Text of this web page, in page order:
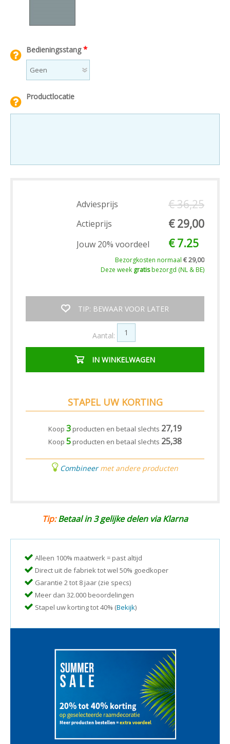
Bedieningsstang*
Productlocatie
Adviesprijs € 36,25
Actieprijs € 29,00
Jouw 20% voordeel € 7.25
Bezorgkosten normaal € 29,00
Deze week gratisbezorgd (NL & BE)
TIP: BEWAAR VOOR LATER
Aantal:
IN WINKELWAGEN
STAPEL UW KORTING
Koop 3 producten en betaal slechts 27,19
Koop 5 producten en betaal slechts 25,38
Combineermet andere producten
Tip:Betaal in 3 gelijke delen via Klarna
Alleen 100% maatwerk = past altijd
Direct uit de fabriek tot wel 50% goedkoper
Garantie 2 tot 8 jaar (zie specs)
Meer dan 32.000 beoordelingen
Stapel uw korting tot 40% (Bekijk)